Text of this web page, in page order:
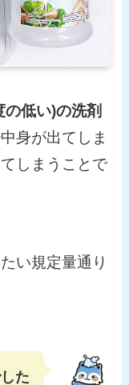
低い)の洗剤
身が出てしま
しまうことで
い規定量通り
た